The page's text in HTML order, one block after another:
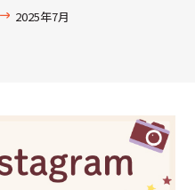
2025年7月